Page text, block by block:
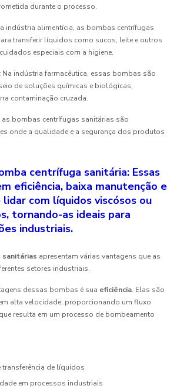
durante o processo.
indústria alimentícia, as bombas centrífugas
transferir líquidos como sucos, leite e outros
especiais com a higiene.
Na indústria farmacêutica, essas bombas são
de soluções químicas e biológicas,
contaminação cruzada.
as bombas centrífugas sanitárias são
onde a qualidade e a segurança dos produtos
centrífuga sanitária: Essas
eficiência, baixa manutenção e
lidar com líquidos viscósos ou
tornando-as ideais para
industriais.
sanitárias apresentam várias vantagens que as
setores industriais.
dessas bombas é sua eficiência. Elas são
alta velocidade, proporcionando um fluxo
resulta em um processo de bombeamento
de líquidos
em processos industriais